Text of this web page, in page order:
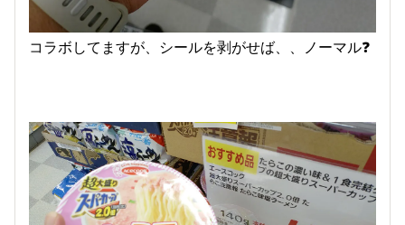
コラボしてますが、シールを剥がせば、、ノーマル❓️